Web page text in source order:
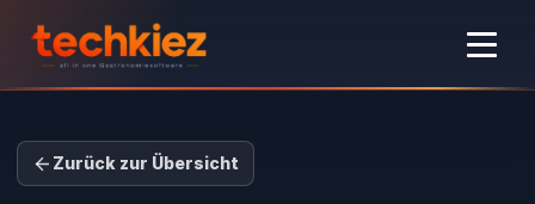
Zurück zur Übersicht